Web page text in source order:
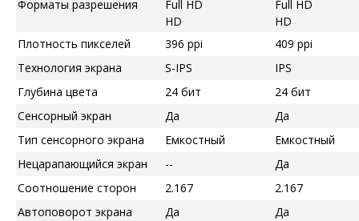
Форматы разрешения
Full HD
HD
Full HD
HD
Плотность пикселей
396 ppi
409 ppi
Технология экрана
S-IPS
IPS
Глубина цвета
24 бит
24 бит
Сенсорный экран
Да
Да
Тип сенсорного экрана
Емкостный
Емкостный
Нецарапающийся экран
--
Да
Соотношение сторон
2.167
2.167
Автоповорот экрана
Да
Да